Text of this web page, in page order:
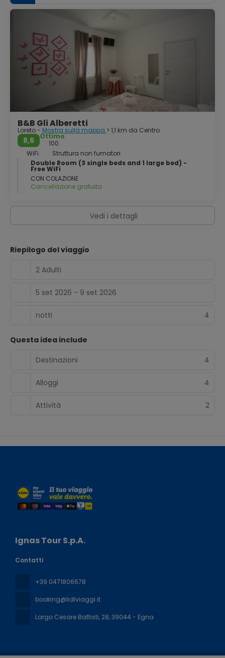
B&B Gli Alberetti
Loreto - Mostra sulla mappa > 1,1 km da Centro
8,6
Ottimo
100
WiFi
Struttura non fumatori
Double Room (3 single beds and 1 large bed) -
Free WiFi
CON COLAZIONE
Cancellazione gratuita
Vedi i dettagli
Riepilogo del viaggio
2 Adulti
5 set 2026 - 9 set 2026
notti 4
Questa idea include
Destinazioni
4
Alloggi 4
Attività 2
Ignas Tour S.p.A.
Contatti
+39 0471806678
booking@lidlviaggi.it
Largo Cesare Battisti, 28, 39044 - Egna